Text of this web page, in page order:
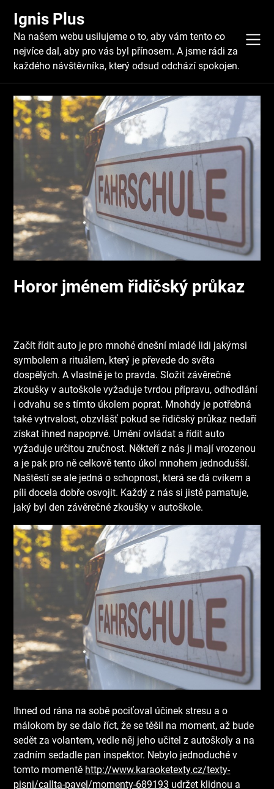
content
Ignis Plus
Na našem webu usilujeme o to, aby vám tento co
nejvíce dal, aby pro vás byl přínosem. A jsme rádi za
každého návštěvníka, který odsud odchází spokojen.
Horor jménem řidičský průkaz
Začít řídit auto je pro mnohé dnešní mladé lidi jakýmsi
symbolem a rituálem, který je převede do světa
dospělých. A vlastně je to pravda. Složit závěrečné
zkoušky v autoškole vyžaduje tvrdou přípravu, odhodlání
i odvahu se s tímto úkolem poprat. Mnohdy je potřebná
také vytrvalost, obzvlášť pokud se řidičský průkaz nedaří
získat ihned napoprvé. Umění ovládat a řídit auto
vyžaduje určitou zručnost. Někteří z nás ji mají vrozenou
a je pak pro ně celkově tento úkol mnohem jednodušší.
Naštěstí se ale jedná o schopnost, která se dá cvikem a
píli docela dobře osvojit. Každý z nás si jistě pamatuje,
jaký byl den závěrečné zkoušky v autoškole.
Ihned od rána na sobě pociťoval účinek stresu a o
málokom by se dalo říct, že se těšil na moment, až bude
sedět za volantem, vedle něj jeho učitel z autoškoly a na
zadním sedadle pan inspektor. Nebylo jednoduché v
tomto momentě http://www.karaoketexty.cz/texty-
pisni/callta-pavel/momenty-689193 udržet klidnou a